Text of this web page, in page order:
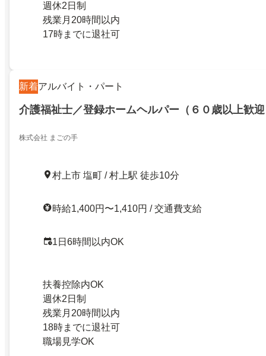
週休2日制
残業月20時間以内
17時までに退社可
新着アルバイト・パート
介護福祉士／登録ホームヘルパー（６０歳以上歓
株式会社 まごの手
村上市 塩町 / 村上駅 徒歩10分
時給1,400円〜1,410円 / 交通費支給
1日6時間以内OK
扶養控除内OK
週休2日制
残業月20時間以内
18時までに退社可
職場見学OK